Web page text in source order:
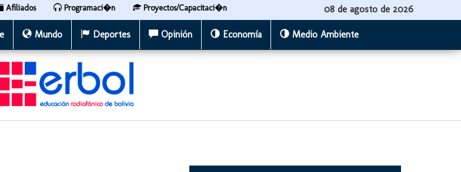
Afiliados Programaci�n Proyectos/Capacitaci�n 08 de agosto de 2026
Mundo Deportes Opinión Economía Medio Ambiente